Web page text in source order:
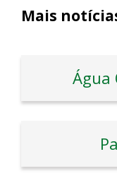
Mais
Água